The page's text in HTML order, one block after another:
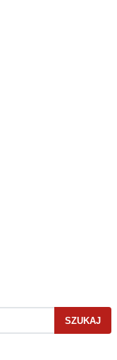
SZUKAJ